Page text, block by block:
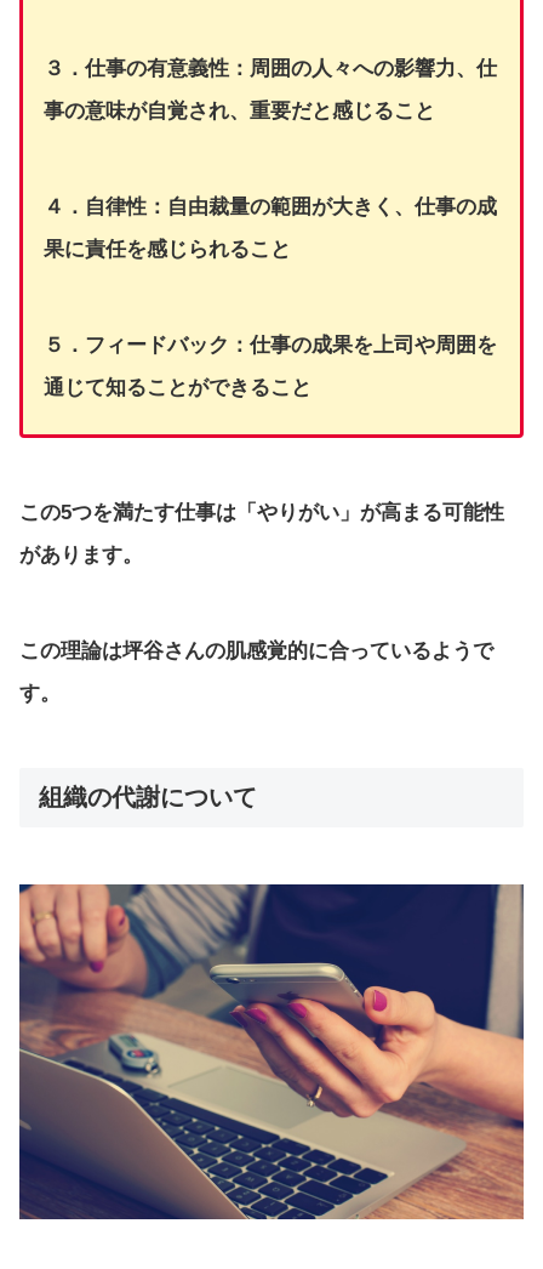
３．仕事の有意義性：周囲の人々への影響力、仕
事の意味が自覚され、重要だと感じること
４．自律性：自由裁量の範囲が大きく、仕事の成
果に責任を感じられること
５．フィードバック：仕事の成果を上司や周囲を
通じて知ることができること
この5つを満たす仕事は「やりがい」が高まる可能性
があります。
この理論は坪谷さんの肌感覚的に合っているようで
す。
組織の代謝について